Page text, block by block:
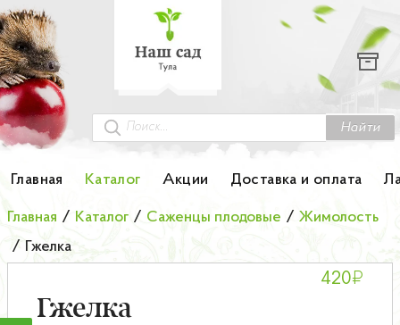
Найти
Главная Каталог Акции Доставка и оплата
Каталог
Гортензии
Грунты
Колоновидные деревья
Лук-севок
Малина
Главная / Каталог / Саженцы плодовые / Жимолость
/ Гжелка
Гжелка
420₽